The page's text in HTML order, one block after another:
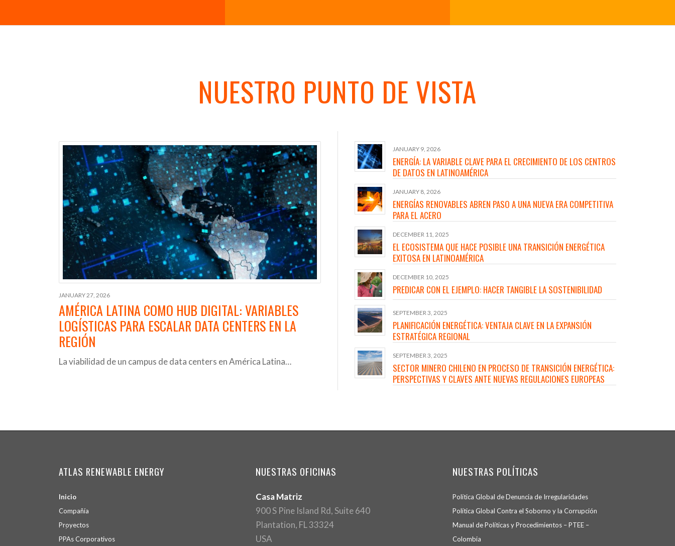
NUESTRO PUNTO DE VISTA
JANUARY 27, 2026
AMÉRICA LATINA COMO HUB DIGITAL: VARIABLES
LOGÍSTICAS PARA ESCALAR DATA CENTERS EN LA
REGIÓN
La viabilidad de un campus de data centers en América Latina…
JANUARY 9, 2026
ENERGÍA: LA VARIABLE CLAVE PARA EL CRECIMIENTO DE LOS CENTROS
DE DATOS EN LATINOAMÉRICA
JANUARY 8, 2026
ENERGÍAS RENOVABLES ABREN PASO A UNA NUEVA ERA COMPETITIVA
PARA EL ACERO
DECEMBER 11, 2025
EL ECOSISTEMA QUE HACE POSIBLE UNA TRANSICIÓN ENERGÉTICA
EXITOSA EN LATINOAMÉRICA
DECEMBER 10, 2025
PREDICAR CON EL EJEMPLO: HACER TANGIBLE LA SOSTENIBILIDAD
SEPTEMBER 3, 2025
PLANIFICACIÓN ENERGÉTICA: VENTAJA CLAVE EN LA EXPANSIÓN
ESTRATÉGICA REGIONAL
SEPTEMBER 3, 2025
SECTOR MINERO CHILENO EN PROCESO DE TRANSICIÓN ENERGÉTICA:
PERSPECTIVAS Y CLAVES ANTE NUEVAS REGULACIONES EUROPEAS
ATLAS RENEWABLE ENERGY
Inicio
Compañía
Proyectos
PPAsCorporativos
NUESTRAS OFICINAS
Casa Matriz
900 S Pine Island Rd, Suite 640
Plantation, FL 33324
USA
NUESTRAS POLÍTICAS
Política Global de Denuncia de Irregularidades
Política Global Contra el Soborno y la Corrupción
Manual de Políticas y Procedimientos – PTEE –
Colombia